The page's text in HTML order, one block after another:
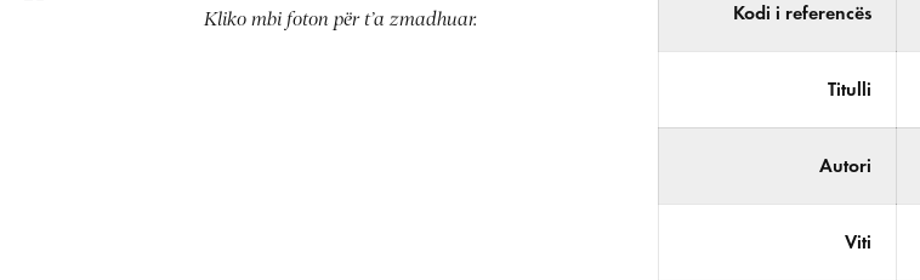
Kliko mbi foton për t’a zmadhuar. Kodi i referencës
Titulli
Autori
Viti